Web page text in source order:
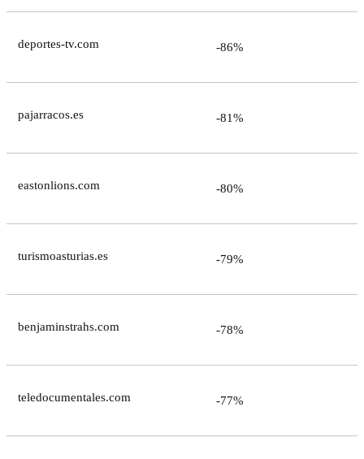
deportes-tv.com -86%
pajarracos.es -81%
eastonlions.com -80%
turismoasturias.es -79%
benjaminstrahs.com -78%
teledocumentales.com -77%